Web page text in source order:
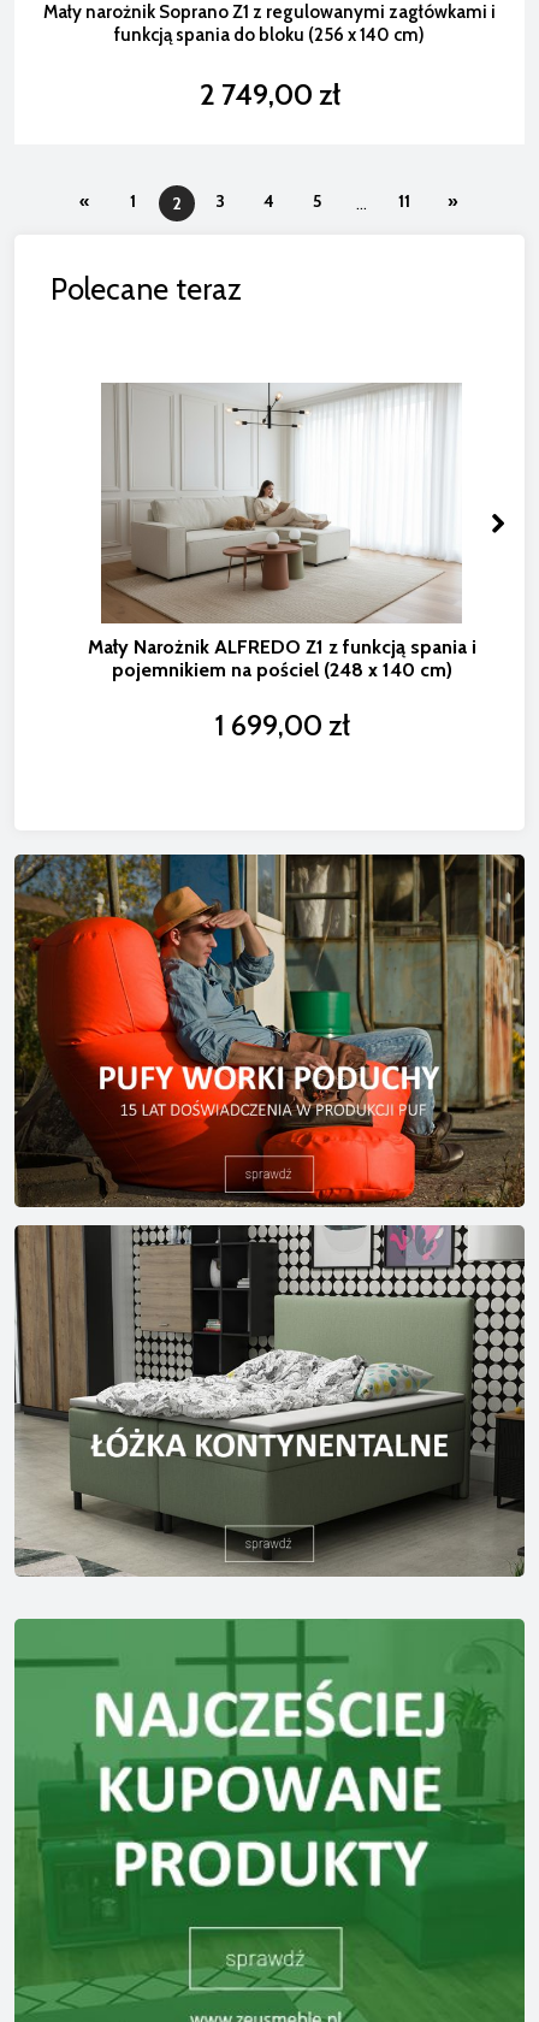
Mały narożnik Soprano Z1 z regulowanymi zagłówkami i
funkcją spania do bloku (256 x 140 cm)
2 749,00 zł
« 1 2 3 4 5 ... 11 »
Polecane teraz
Mały Narożnik ALFREDO Z1 z funkcją spania i
pojemnikiem na pościel (248 x 140 cm)
1 699,00 zł